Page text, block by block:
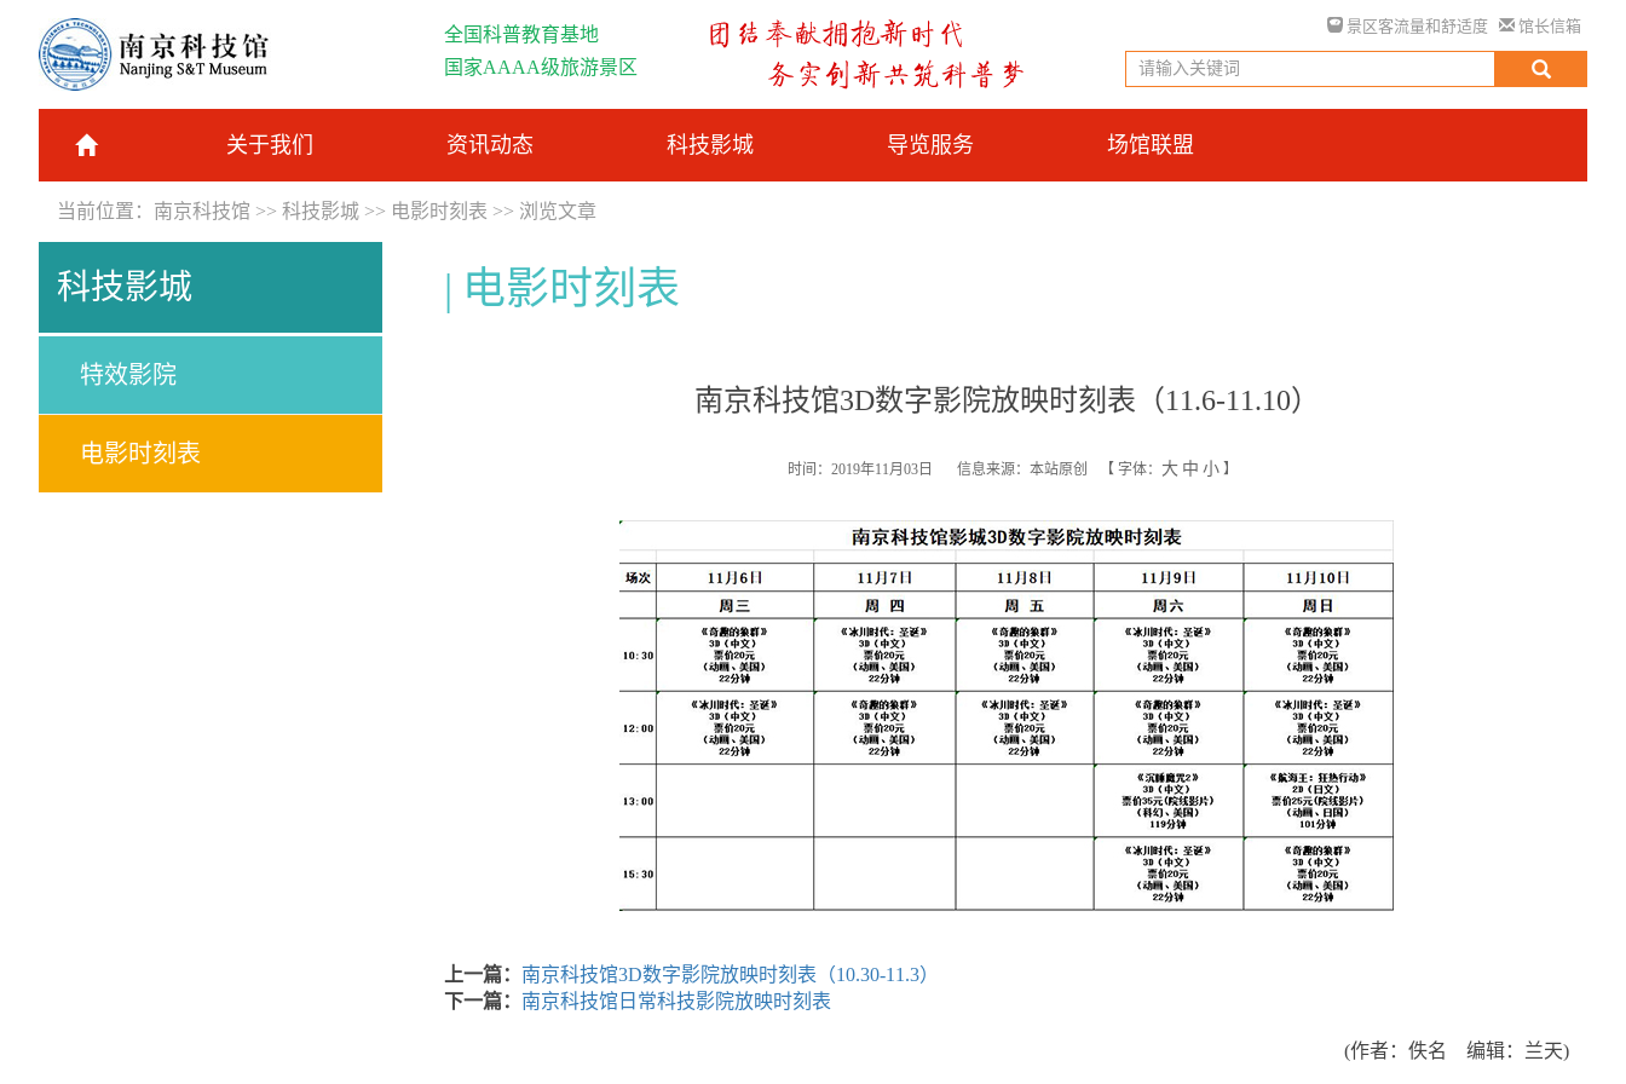
全国科普教育基地
国家AAAA级旅游景区
景区客流量和舒适度 馆长信箱
关于我们 资讯动态 科技影城 导览服务 场馆联盟
当前位置： 南京科技馆 >> 科技影城 >> 电影时刻表 >> 浏览文章
科技影城
特效影院
电影时刻表
电影时刻表
南京科技馆3D数字影院放映时刻表（11.6-11.10）
时间：2019年11月03日 信息来源：本站原创 【 字体： 大 中 小 】
上一篇： 南京科技馆3D数字影院放映时刻表（10.30-11.3）
下一篇： 南京科技馆日常科技影院放映时刻表
(作者：佚名 编辑：兰天)